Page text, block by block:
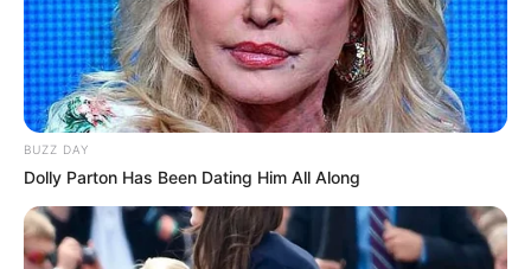
BUZZ DAY
Dolly Parton Has Been Dating Him All Along